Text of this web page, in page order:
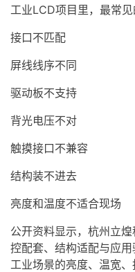
工业LCD项目里，最常见
接口不匹配
屏线线序不同
驱动板不支持
背光电压不对
触摸接口不兼容
结构装不进去
亮度和温度不适合现场
公开资料显示，杭州立
控配套、结构适配与应
工业场景的亮度、温宽